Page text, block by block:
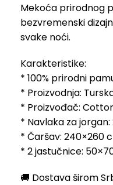
Mekoća prirodnog
bezvremenski
svake noći.
Karakteristike:
* 100% prirodni
* Proizvodnja:
* Proizvođač:
* Navlaka za
* Čaršav: 240×260
* 2 jastučnice:
🚚 Dostava širom